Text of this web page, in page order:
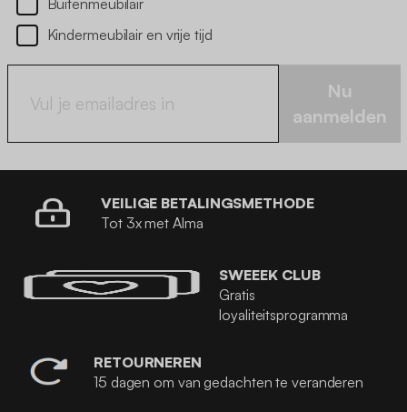
Buitenmeubilair
Kindermeubilair en vrije tijd
Nu
aanmelden
VEILIGE BETALINGSMETHODE
Tot 3x met Alma
SWEEEK CLUB
Gratis
loyaliteitsprogramma
RETOURNEREN
15 dagen om van gedachten te veranderen